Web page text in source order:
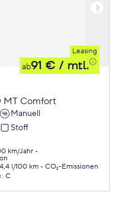
Leasing
ab91 € / mtl.
MT Comfort
Manuell
Stoff
km/Jahr
4,4 l/100 km
CO₂-Emissionen
: C